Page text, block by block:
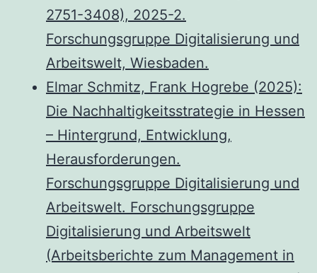
2751-3408), 2025-2.
Forschungsgruppe Digitalisierung und
Arbeitswelt, Wiesbaden.
Elmar Schmitz, Frank Hogrebe (2025):
Die Nachhaltigkeitsstrategie in Hessen
– Hintergrund, Entwicklung,
Herausforderungen.
Forschungsgruppe Digitalisierung und
Arbeitswelt. Forschungsgruppe
Digitalisierung und Arbeitswelt
(Arbeitsberichte zum Management in